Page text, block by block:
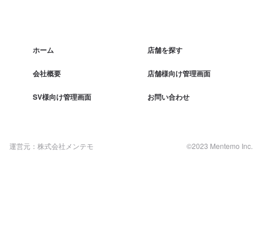
ホーム 店舗を探す
会社概要 店舗様向け管理画面
SV様向け管理画面 お問い合わせ
運営元：株式会社メンテモ ©2023 Mentemo Inc.